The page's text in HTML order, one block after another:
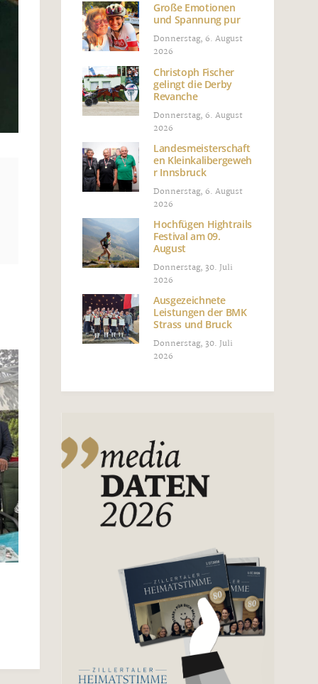
Große Emotionen
und Spannung pur
Donnerstag, 6. August
2026
Christoph Fischer
gelingt die Derby
Revanche
Donnerstag, 6. August
2026
Landesmeisterschaft
en Kleinkalibergeweh
r Innsbruck
Donnerstag, 6. August
2026
Hochfügen Hightrails
Festival am 09.
August
Donnerstag, 30. Juli
2026
Ausgezeichnete
Leistungen der BMK
Strass und Bruck
Donnerstag, 30. Juli
2026